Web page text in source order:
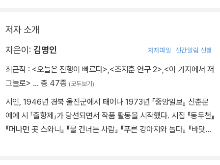
저자 소개
지은이: 김명인 저자파일 신간알림 신청
최근작 : <오늘은 진행이 빠르다>,<조지훈 연구 2>,<이 가지에서 저
그늘로> … 총 47종 (모두보기)
시인, 1946년 경북 울진군에서 태어나 1973년 『중앙일보』 신춘문
예에 시 「출항제」가 당선되면서 작품 활동을 시작했다. 시집 『동두천』
『머나먼 곳 스와니』 『물 건너는 사람』 『푸른 강아지와 놀다』 『바닷가